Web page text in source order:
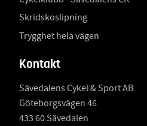
Skridskoslipning
Trygghet hela vägen
Kontakt
Sävedalens Cykel & Sport AB
Göteborgsvägen 46
433 60 Sävedalen